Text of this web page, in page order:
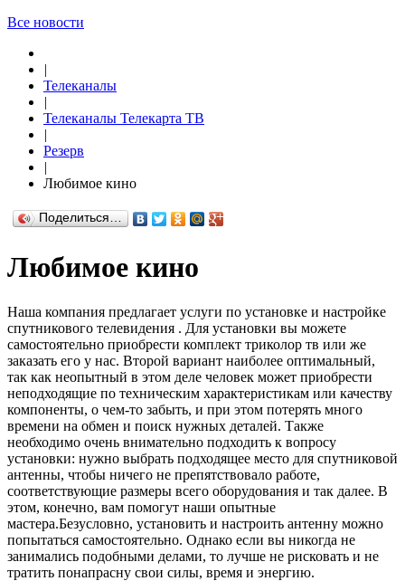
Все новости
|
Телеканалы
|
Телеканалы Телекарта ТВ
|
Резерв
|
Любимое кино
Поделиться…
Любимое кино
Наша компания предлагает услуги по установке и настройке
спутникового телевидения . Для установки вы можете
самостоятельно приобрести комплект триколор тв или же
заказать его у нас. Второй вариант наиболее оптимальный,
так как неопытный в этом деле человек может приобрести
неподходящие по техническим характеристикам или качеству
компоненты, о чем-то забыть, и при этом потерять много
времени на обмен и поиск нужных деталей. Также
необходимо очень внимательно подходить к вопросу
установки: нужно выбрать подходящее место для спутниковой
антенны, чтобы ничего не препятствовало работе,
соответствующие размеры всего оборудования и так далее. В
этом, конечно, вам помогут наши опытные
мастера.Безусловно, установить и настроить антенну можно
попытаться самостоятельно. Однако если вы никогда не
занимались подобными делами, то лучше не рисковать и не
тратить понапрасну свои силы, время и энергию.